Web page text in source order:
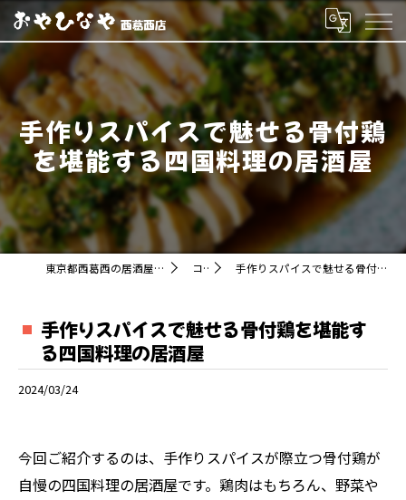
手作りスパイスで魅せる骨付鶏
を堪能する四国料理の居酒屋
東京都西葛西の居酒屋ならおやひなや 西葛西店 コラム 手作りスパイスで魅せる骨付鶏を堪能する四国料理の居酒屋
手作りスパイスで魅せる骨付鶏を堪能す
る四国料理の居酒屋
2024/03/24
今回ご紹介するのは、手作りスパイスが際立つ骨付鶏が
自慢の四国料理の居酒屋です。鶏肉はもちろん、野菜や